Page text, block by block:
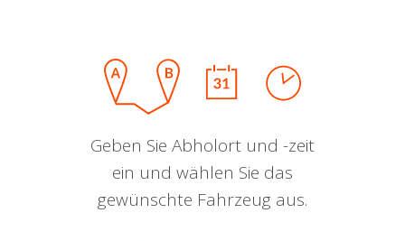
Geben Sie Abholort und -zeit
ein und wählen Sie das
gewünschte Fahrzeug aus.